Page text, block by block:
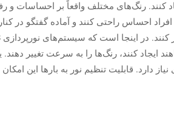
رنگ‌های مختلف واقعاً بر احساسات و
احساس راحتی کنند و آماده گفتگو در
ایجاد کنند، رنگ‌ها را به سرعت تغییر دهند.
دارد. قابلیت تنظیم نور به بارها این